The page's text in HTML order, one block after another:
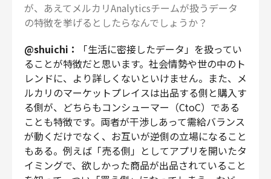
が、あえてメルカリAnalyticsチームが扱うデータ
の特徴を挙げるとしたらなんでしょうか？
@shuichi：
「生活に密接したデータ」を扱ってい
ることが特徴だと思います。社会情勢や世の中のト
レンドに、より詳しくないといけません。また、メ
ルカリのマーケットプレイスは出品する側と購入す
る側が、どちらもコンシューマー（CtoC）である
ことも特徴です。両者が干渉しあって需給バランス
が動くだけでなく、お互いが逆側の立場になること
もある。例えば「売る側」としてアプリを開いたタ
イミングで、欲しかった商品が出品されていること